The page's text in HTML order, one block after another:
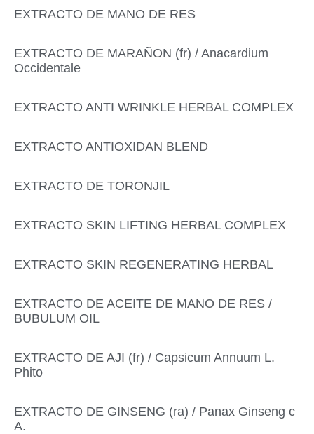
EXTRACTO DE MANO DE RES
EXTRACTO DE MARAÑON (fr) / Anacardium
Occidentale
EXTRACTO ANTI WRINKLE HERBAL COMPLEX
EXTRACTO ANTIOXIDAN BLEND
EXTRACTO DE TORONJIL
EXTRACTO SKIN LIFTING HERBAL COMPLEX
EXTRACTO SKIN REGENERATING HERBAL
EXTRACTO DE ACEITE DE MANO DE RES /
BUBULUM OIL
EXTRACTO DE AJI (fr) / Capsicum Annuum L.
Phito
EXTRACTO DE GINSENG (ra) / Panax Ginseng c
A.